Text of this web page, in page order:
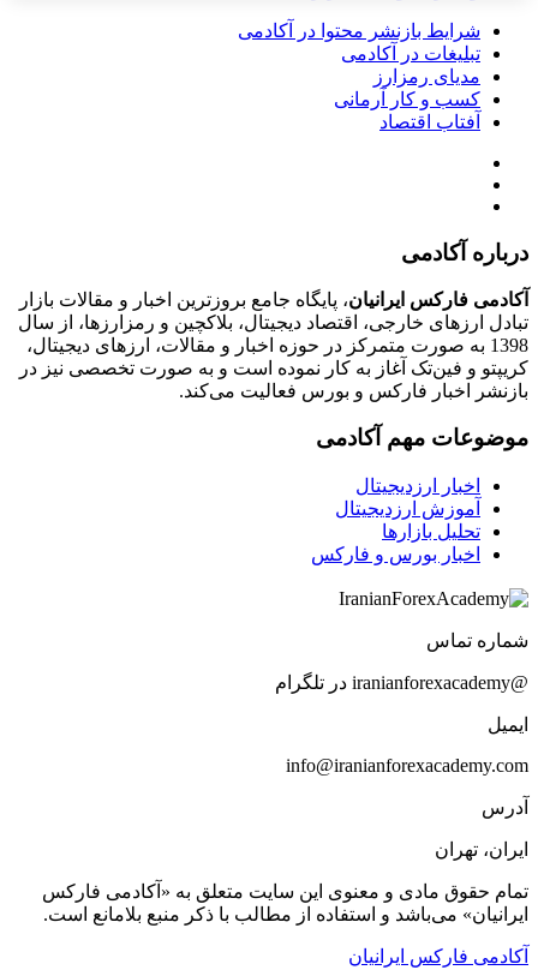
شرایط بازنشر محتوا در آکادمی
تبلیغات در آکادمی
مدیای رمزارز
کسب و کار آرمانی
آفتاب اقتصاد
درباره آکادمی
آکادمی فارکس ایرانیان، پایگاه جامع بروزترین اخبار و مقالات بازار
تبادل ارزهای خارجی، اقتصاد دیجیتال، بلاکچین و رمزارزها، از سال
1398 به صورت متمرکز در حوزه اخبار و مقالات، ارزهای‌ دیجیتال،
کریپتو و فین‌تک آغاز به کار نموده است و به صورت تخصصی نیز در
بازنشر اخبار فارکس و بورس فعالیت می‌کند.
موضوعات مهم آکادمی
اخبار ارزدیجیتال
آموزش ارزدیجیتال
تحلیل بازارها
اخبار بورس و فارکس
شماره تماس
@iranianforexacademy در تلگرام
ایمیل
info@iranianforexacademy.com
آدرس
ایران، تهران
تمام حقوق مادی و معنوی این سایت متعلق به «آکادمی فارکس
ایرانیان» می‌باشد و استفاده از مطالب با ذکر منبع بلامانع است.
آکادمی فارکس ایرانیان